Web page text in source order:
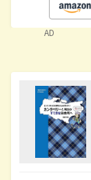
AD